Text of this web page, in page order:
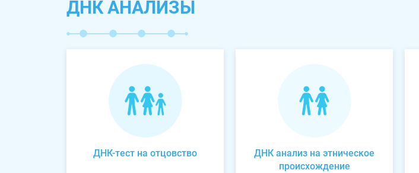
ДНК АНАЛИЗЫ
ДНК-тест на отцовство
ДНК анализ на этническое
происхождение